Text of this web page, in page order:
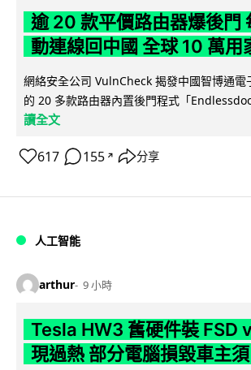
逾 20 款平價路由器爆後門
動連線回中國 全球 10 萬用
網絡安全公司 VulnCheck 揭發中國智博通
的 20 多款路由器內置後門程式「
讀全文
617 155 ↗ 分享
人工智能
arthur 9 小時
Tesla HW3 舊硬件裝 FSD
現過熱 部分電腦損毀車主